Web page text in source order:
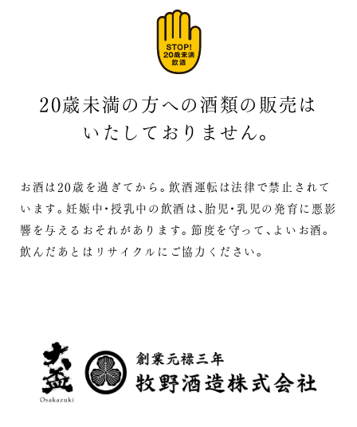
20歳未満の方への酒類の販売は
いたしておりません。
お酒は20歳を過ぎてから。飲酒運転は法律で禁止されて
います。 妊娠中・授乳中の飲酒は、胎児・乳児の発育に悪影
響を与えるおそれがあります。 節度を守って、よいお酒。
飲んだあとはリサイクルにご協力ください。